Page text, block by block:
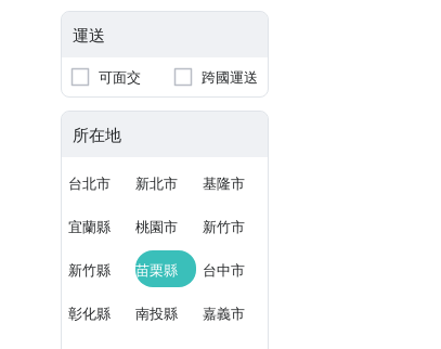
運送
可面交 跨國運送
所在地
台北市 新北市 基隆市
宜蘭縣 桃園市 新竹市
新竹縣 苗栗縣 台中市
彰化縣 南投縣 嘉義市